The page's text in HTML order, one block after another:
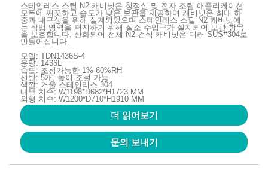
스테인레스 스틸 N2 캐비닛은 청정실 및 전자 조립 애플리케이션
모두에 깨끗하고 습도가 낮은 보관을 제공하며 캐비닛은 최대 하
중과 내구성을 위해 설계되었으며 스테인레스 스틸 N2 캐비닛에
는 작업 영역을 퍼지하기 위해 질소 주입구가 설치되어 보관 항목
을 보호합니다. 산화되어 전체 N2 건식 캐비닛은 미러 SUS#304로
만들어집니다.
모델: TDN1436S-4
용량: 1436L
습도: 조정가능한 1%-60%RH
선반: 5개, 높이 조절 가능
색깔: 거울 스테인리스 304
내부 치수: W1198*D682*H1723 MM
외형 치수: W1200*D710*H1910 MM
더 읽어보기
문의 보내기